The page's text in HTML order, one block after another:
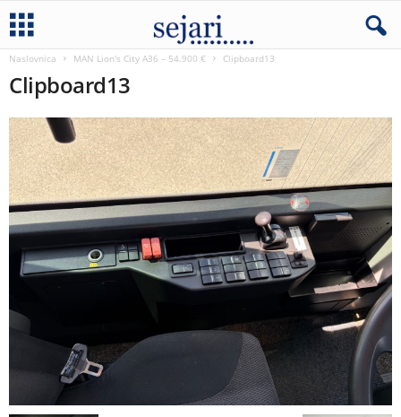
Naslovnica MAN Lion's City A36 – 54.900 € Clipboard13
Clipboard13